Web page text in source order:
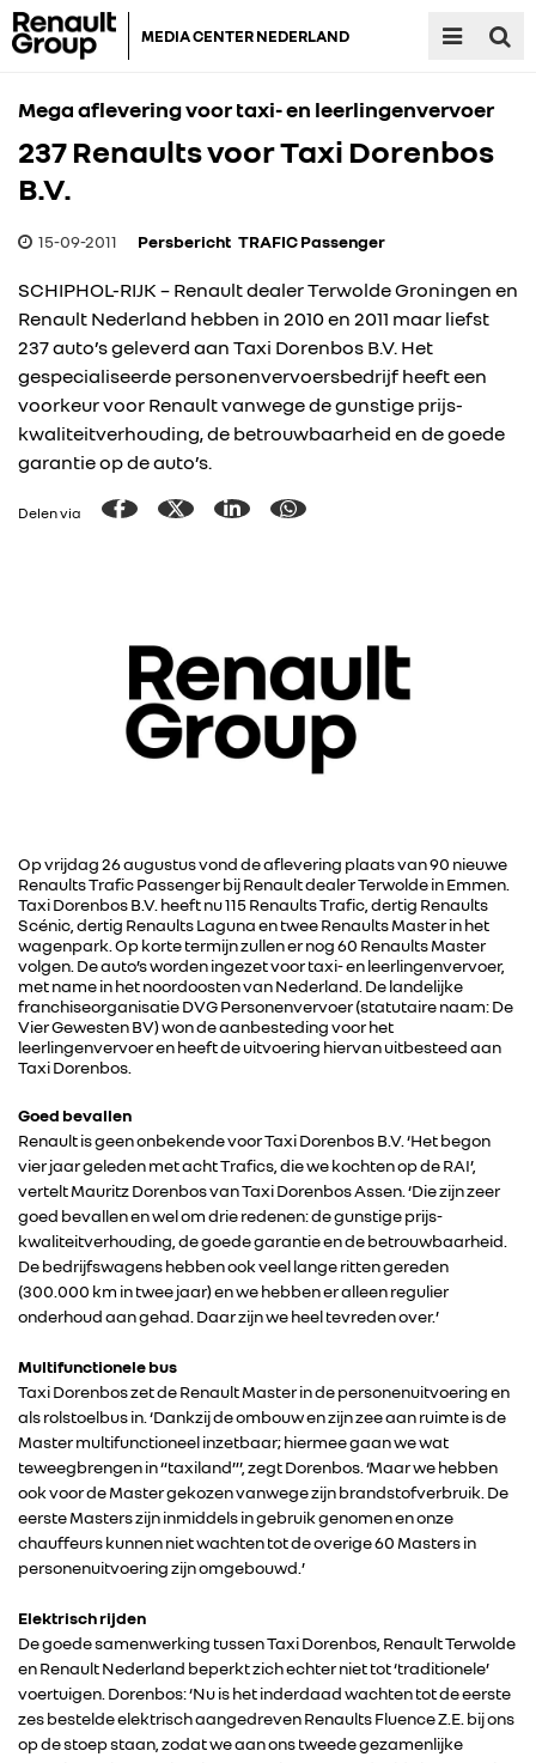
MEDIA CENTER NEDERLAND
RENAULT GROUP
RENAULT
ALPINE
ALLIANCE
Mega aflevering voor taxi- en leerlingenvervoer
237 Renaults voor Taxi Dorenbos
B.V.
15-09-2011 Persbericht TRAFIC Passenger
SCHIPHOL-RIJK – Renault dealer Terwolde Groningen en
Renault Nederland hebben in 2010 en 2011 maar liefst
237 auto’s geleverd aan Taxi Dorenbos B.V. Het
gespecialiseerde personenvervoersbedrijf heeft een
voorkeur voor Renault vanwege de gunstige prijs-
kwaliteitverhouding, de betrouwbaarheid en de goede
garantie op de auto’s.
Delen via
Op vrijdag 26 augustus vond de aflevering plaats van 90 nieuwe
Renaults Trafic Passenger bij Renault dealer Terwolde in Emmen.
Taxi Dorenbos B.V. heeft nu 115 Renaults Trafic, dertig Renaults
Scénic, dertig Renaults Laguna en twee Renaults Master in het
wagenpark. Op korte termijn zullen er nog 60 Renaults Master
volgen. De auto’s worden ingezet voor taxi- en leerlingenvervoer,
met name in het noordoosten van Nederland. De landelijke
franchiseorganisatie DVG Personenvervoer (statutaire naam: De
Vier Gewesten BV) won de aanbesteding voor het
leerlingenvervoer en heeft de uitvoering hiervan uitbesteed aan
Taxi Dorenbos.
Goed bevallen
Renault is geen onbekende voor Taxi Dorenbos B.V. ‘Het begon
vier jaar geleden met acht Trafics, die we kochten op de RAI’,
vertelt Mauritz Dorenbos van Taxi Dorenbos Assen. ‘Die zijn zeer
goed bevallen en wel om drie redenen: de gunstige prijs-
kwaliteitverhouding, de goede garantie en de betrouwbaarheid.
De bedrijfswagens hebben ook veel lange ritten gereden
(300.000 km in twee jaar) en we hebben er alleen regulier
onderhoud aan gehad. Daar zijn we heel tevreden over.’
Multifunctionele bus
Taxi Dorenbos zet de Renault Master in de personenuitvoering en
als rolstoelbus in. ‘Dankzij de ombouw en zijn zee aan ruimte is de
Master multifunctioneel inzetbaar; hiermee gaan we wat
teweegbrengen in “taxiland”’, zegt Dorenbos. ‘Maar we hebben
ook voor de Master gekozen vanwege zijn brandstofverbruik. De
eerste Masters zijn inmiddels in gebruik genomen en onze
chauffeurs kunnen niet wachten tot de overige 60 Masters in
personenuitvoering zijn omgebouwd.’
Elektrisch rijden
De goede samenwerking tussen Taxi Dorenbos, Renault Terwolde
en Renault Nederland beperkt zich echter niet tot ‘traditionele’
voertuigen. Dorenbos: ‘Nu is het inderdaad wachten tot de eerste
zes bestelde elektrisch aangedreven Renaults Fluence Z.E. bij ons
op de stoep staan, zodat we aan ons tweede gezamenlijke